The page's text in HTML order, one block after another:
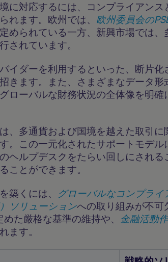
に対応するには、コンプライアンス
れます。欧州では、 欧州委員会の
められている一方、新興市場では、
されています。
イダーを利用するといった、断片化
きます。また、さまざまなデータ形
ローバルな財務状況の全体像を明確
、多通貨および国境を越えた取引に
。この一元化されたサポートモデル
ヘルプデスクをたらい回しにされる
ことができます。
築くには、
グローバルなコンプライ
ソリューションへの取り組みが不可
めた厳格な基準の維持や、 金融活動作
ます。